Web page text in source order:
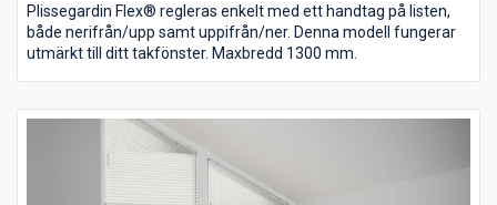
Plissegardin Flex® regleras enkelt med ett handtag på listen,
både nerifrån/upp samt uppifrån/ner. Denna modell fungerar
utmärkt till ditt takfönster. Maxbredd 1300 mm.